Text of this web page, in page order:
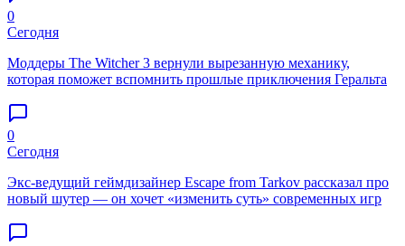
0
Сегодня
Моддеры The Witcher 3 вернули вырезанную механику,
которая поможет вспомнить прошлые приключения Геральта
0
Сегодня
Экс-ведущий геймдизайнер Escape from Tarkov рассказал про
новый шутер — он хочет «изменить суть» современных игр